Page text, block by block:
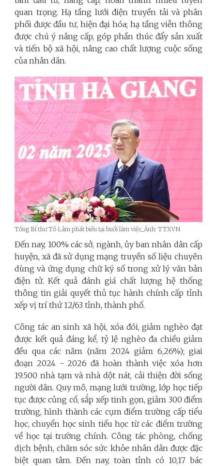
quan trọng. Hạ tầng lưới điện truyền tải và phân
phối được đầu tư, hiện đại hóa; hạ tầng viễn thông
được chú ý nâng cấp, góp phần thúc đẩy sản xuất
và tiến bộ xã hội, nâng cao chất lượng cuộc sống
của nhân dân.
Tổng Bí thư Tô Lâm phát biểu tại buổi làm việc_Ảnh: TTXVN
Đến nay, 100% các sở, ngành, ủy ban nhân dân cấp
huyện, xã đã sử dụng mạng truyền số liệu chuyên
dùng và ứng dụng chữ ký số trong xử lý văn bản
điện tử. Kết quả đánh giá chất lượng hệ thống
thông tin giải quyết thủ tục hành chính cấp tỉnh
xếp vị trí thứ 12/63 tỉnh, thành phố.
Công tác an sinh xã hội, xóa đói, giảm nghèo đạt
được kết quả đáng kể, tỷ lệ nghèo đa chiều giảm
đều qua các năm (năm 2024 giảm 6,26%); giai
đoạn 2024 - 2026 đã hoàn thành việc xóa hơn
19.500 nhà tạm và nhà dột nát, cải thiện đời sống
người dân. Quy mô, mạng lưới trường, lớp học tiếp
tục được củng cố, sắp xếp tinh gọn, giảm 300 điểm
trường, hình thành các cụm điểm trường cấp tiểu
học, chuyển học sinh tiểu học từ các điểm trường
về học tại trường chính. Công tác phòng, chống
dịch bệnh, chăm sóc sức khỏe nhân dân được đặc
biệt quan tâm. Đến nay, toàn tỉnh có 10,17 bác